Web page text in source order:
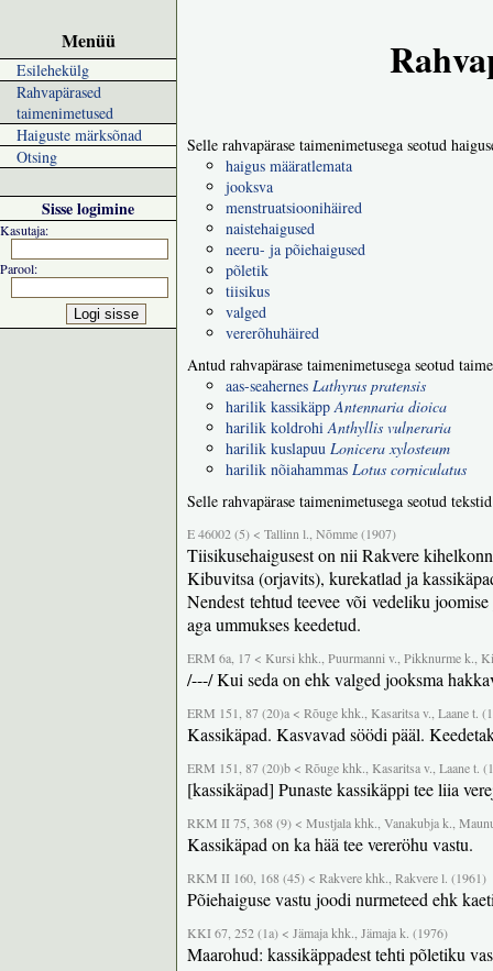
Menüü
Esilehekülg
Rahvapärased
taimenimetused
Haiguste märksõnad
Otsing
Sisse logimine
Kasutaja:
Parool:
Selle rahvapärase taimenimetusega seotud
haigus määratlemata
jooksva
menstruatsioonihäired
naistehaigused
neeru- ja põiehaigused
põletik
tiisikus
valged
vererõhuhäired
Antud rahvapärase taimenimetusega seotud
aas-seahernes Lathyrus pratensis
harilik kassikäppAntennaria dioica
harilik koldrohiAnthyllis vulneraria
harilik kuslapuu Lonicera xylosteum
harilik nõiahammas Lotus corniculatus
Selle rahvapärase taimenimetusega seotud
E 46002 (5) < Tallinn l., Nõmme (1907)
Tiisikusehaigusest on nii Rakvere
Kibuvitsa (orjavits), kurekatlad ja
Nendest tehtud teevee või vedeliku
aga ummukses keedetud.
ERM 6a, 17 < Kursi khk., Puurmanni v., Pikknurme k.,
/---/ Kui seda on ehk valged jooksma
ERM 151, 87 (20)a < Rõuge khk., Kasaritsa v., Laane t.
Kassikäpad. Kasvavad söödi pääl.
ERM 151, 87 (20)b < Rõuge khk., Kasaritsa v., Laane t.
[kassikäpad] Punaste kassikäppi tee liia
RKM II 75, 368 (9) < Mustjala khk., Vanakubja k.,
Kassikäpad on ka hää tee vereröhu vastu.
RKM II 160, 168 (45) < Rakvere khk., Rakvere l. (1961)
Põiehaiguse vastu joodi nurmeteed ehk
KKI 67, 252 (1a) < Jämaja khk., Jämaja k. (1976)
Maarohud: kassikäppadest tehti põletiku